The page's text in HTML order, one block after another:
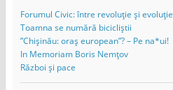
Forumul Civic: între revoluție și evoluție
Toamna se numără bicicliștii
”Chișinău: oraș european”? – Pe na*ui!
In Memoriam Boris Nemțov
Război și pace